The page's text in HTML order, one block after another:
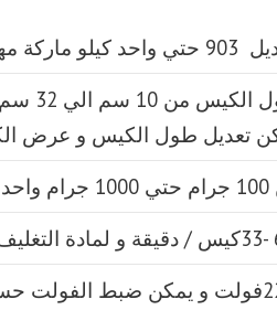
ماركة مهندس منسي
تعديل طول الكيس و عرض